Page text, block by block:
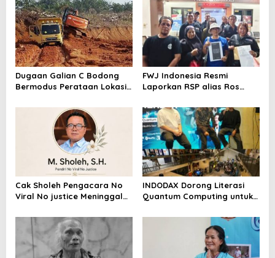
Dugaan Galian C Bodong
Bermodus Perataan Lokasi
Riau Akan Tinjauan Lokasi
FWJ Indonesia Resmi
Laporkan RSP alias Ros
Cak Sholeh Pengacara No
Viral No justice Meninggal
INDODAX Dorong Literasi
Quantum Computing untuk
Blockchain